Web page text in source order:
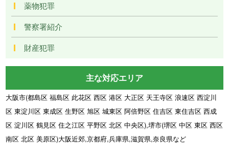
薬物犯罪
警察署紹介
財産犯罪
主な対応エリア
大阪市(都島区 福島区 此花区 西区 港区 大正区 天王寺区 浪速区 西淀川
区 東淀川区 東成区 生野区 旭区 城東区 阿倍野区 住吉区 東住吉区 西成
区 淀川区 鶴見区 住之江区 平野区 北区 中央区),堺市(堺区 中区 東区 西区
南区 北区 美原区)大阪近郊,京都府,兵庫県,滋賀県,奈良県など